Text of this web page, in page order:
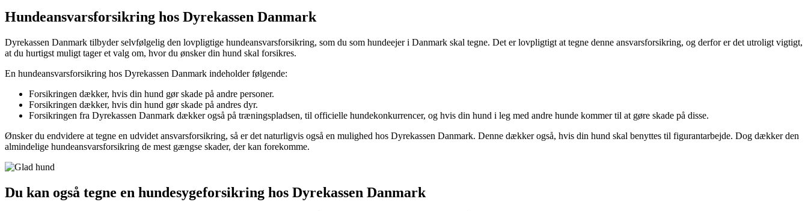
Hundeansvarsforsikring hos Dyrekassen Danmark
Dyrekassen Danmark tilbyder selvfølgelig den lovpligtige hundeansvarsforsikring, som du som hundeejer i Danmark skal tegne. Det er lovpligtigt at tegne denne ansvarsforsikring, og derfor er det utroligt vigtigt,
at du hurtigst muligt tager et valg om, hvor du ønsker din hund skal forsikres.
En hundeansvarsforsikring hos Dyrekassen Danmark indeholder følgende:
Forsikringen dækker, hvis din hund gør skade på andre personer.
Forsikringen dækker, hvis din hund gør skade på andres dyr.
Forsikringen fra Dyrekassen Danmark dækker også på træningspladsen, til officielle hundekonkurrencer, og hvis din hund i leg med andre hunde kommer til at gøre skade på disse.
Ønsker du endvidere at tegne en udvidet ansvarsforsikring, så er det naturligvis også en mulighed hos Dyrekassen Danmark. Denne dækker også, hvis din hund skal benyttes til figurantarbejde. Dog dækker den
almindelige hundeansvarsforsikring de mest gængse skader, der kan forekomme.
Du kan også tegne en hundesygeforsikring hos Dyrekassen Danmark